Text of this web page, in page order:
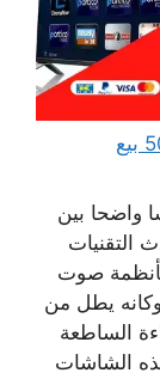
بيع تلفزيونات شاشات الكويت 50050623 بيع
واضحا بين
التقنيات
140و 150 بوصة وبأنظمة صوت
يطل من
الساطعة
الشاشات